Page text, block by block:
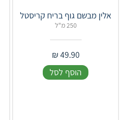
אלין מבשם גוף בריח קריסטל
250 מ"ל
49.90
₪
הוסף לסל